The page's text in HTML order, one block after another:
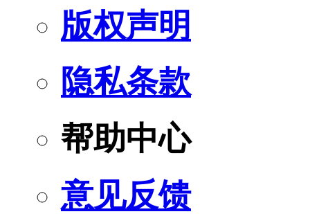
版权声明
隐私条款
帮助中心
意见反馈